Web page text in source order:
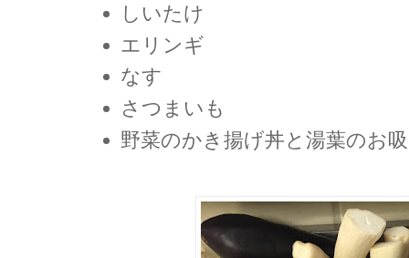
しいたけ
エリンギ
なす
さつまいも
野菜のかき揚げ丼と湯葉のお